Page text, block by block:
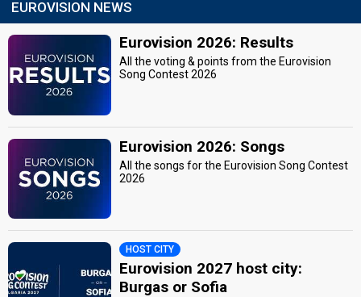
EUROVISION NEWS
Eurovision 2026: Results
All the voting & points from the Eurovision
Song Contest 2026
Eurovision 2026: Songs
All the songs for the Eurovision Song Contest
2026
HOST CITY
Eurovision 2027 host city:
Burgas or Sofia